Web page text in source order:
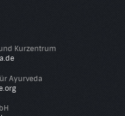
Kurzentrum
Ayurveda